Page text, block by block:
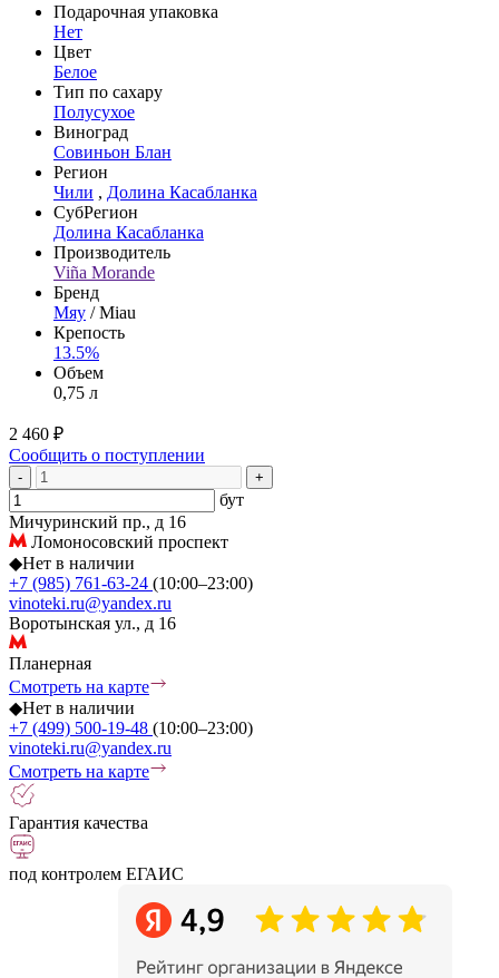
Подарочная упаковка
Нет
Цвет
Белое
Тип по сахару
Полусухое
Виноград
Совиньон Блан
Регион
Чили , Долина Касабланка
СубРегион
Долина Касабланка
Производитель
Viña Morande
Бренд
Мяу / Miau
Крепость
13.5%
Объем
0,75 л
2 460 ₽
Сообщить о поступлении
- +
бут
Мичуринский пр., д 16
Ломоносовский проспект
◆Нет в наличии
+7 (985) 761-63-24 (10:00–23:00)
vinoteki.ru@yandex.ru
Воротынская ул., д 16
Планерная
Смотреть на карте
◆Нет в наличии
+7 (499) 500-19-48 (10:00–23:00)
vinoteki.ru@yandex.ru
Смотреть на карте
Гарантия качества
под контролем ЕГАИС